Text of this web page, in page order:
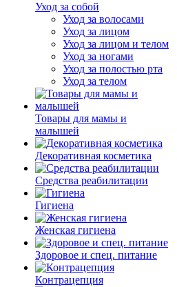
Уход за собой
Уход за волосами
Уход за лицом
Уход за лицом и телом
Уход за ногами
Уход за полостью рта
Уход за телом
Товары для мамы и
малышей
Декоративная косметика
Средства реабилитации
Гигиена
Женская гигиена
Здоровое и спец. питание
Контрацепция